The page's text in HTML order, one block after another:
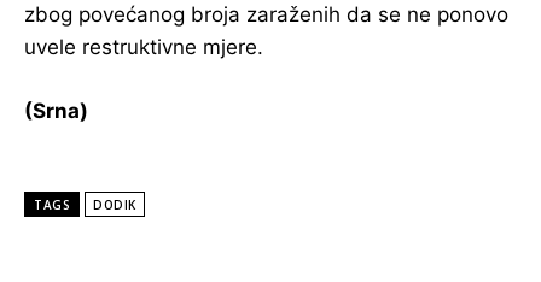
zbog povećanog broja zaraženih da se ne ponovo
uvele restruktivne mjere.
(Srna)
TAGS DODIK